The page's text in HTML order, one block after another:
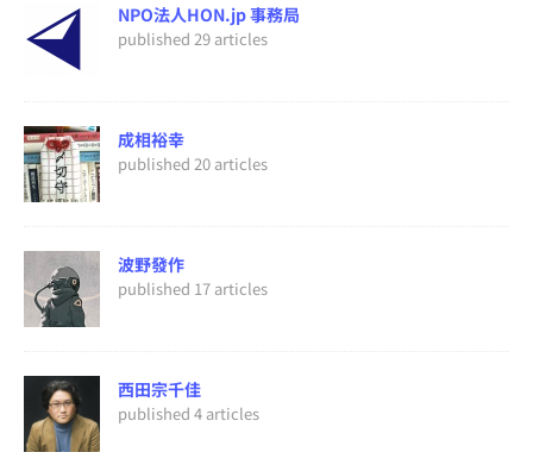
NPO法人HON.jp 事務局
published 29 articles
成相裕幸
published 20 articles
波野發作
published 17 articles
西田宗千佳
published 4 articles